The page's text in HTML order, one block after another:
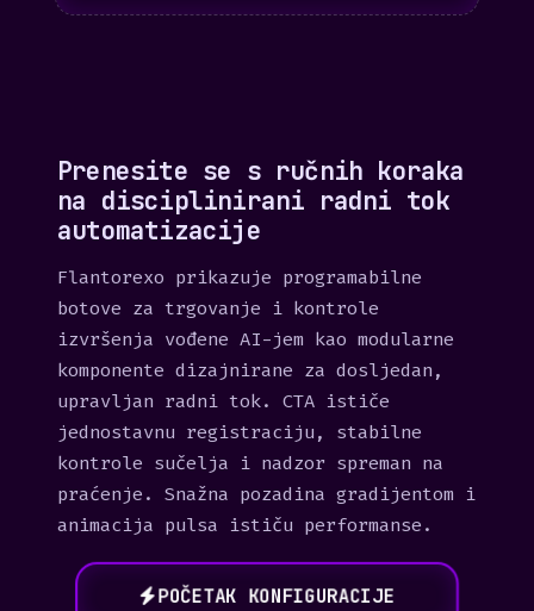
Prenesite se s ručnih koraka
na disciplinirani radni tok
automatizacije
Flantorexo prikazuje programabilne
botove za trgovanje i kontrole
izvršenja vođene AI-jem kao modularne
komponente dizajnirane za dosljedan,
upravljan radni tok. CTA ističe
jednostavnu registraciju, stabilne
kontrole sučelja i nadzor spreman na
praćenje. Snažna pozadina gradijentom i
animacija pulsa ističu performanse.
POČETAK KONFIGURACIJE